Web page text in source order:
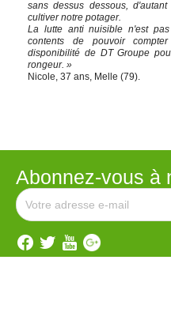
sans dessus dessous,
cultiver notre potager.
La lutte anti nuisible n'est
contents de pouvoir
disponibilité de DT Groupe
rongeur. »
Nicole, 37 ans, Melle (79).
Abonnez-vous à